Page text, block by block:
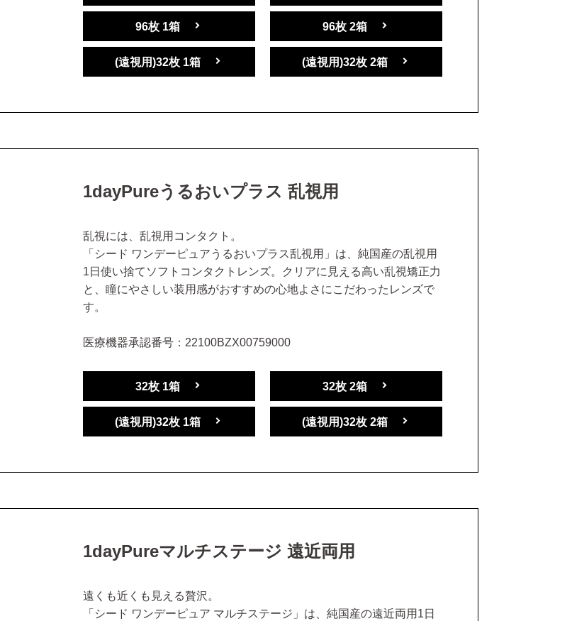
96枚 1箱 96枚 2箱
(遠視用)32枚 1箱 (遠視用)32枚 2箱
1dayPureうるおいプラス 乱視用
乱視には、乱視用コンタクト。
「シード ワンデーピュアうるおいプラス乱視用」は、純国産の乱視用
1日使い捨てソフトコンタクトレンズ。クリアに見える高い乱視矯正力
と、瞳にやさしい装用感がおすすめの心地よさにこだわったレンズで
す。
医療機器承認番号：22100BZX00759000
32枚 1箱 32枚 2箱
(遠視用)32枚 1箱 (遠視用)32枚 2箱
1dayPureマルチステージ 遠近両用
遠くも近くも見える贅沢。
「シード ワンデーピュア マルチステージ」は、純国産の遠近両用1日